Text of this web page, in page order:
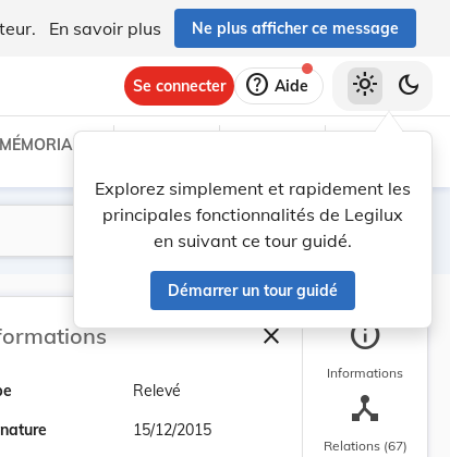
En savoir plus Ne plus afficher ce message
Se connecter help Aide
Explorez simplement et rapidement les
principales fonctionnalités de Legilux
en suivant ce tour guidé.
Démarrer un tour guidé
light_mode dark_mode
MÉMORIAL C
Lancer la recherche
Filtres
closeFermer la barre
Relevé
15/12/2015
info
Informations
device_hub
Relations (67)